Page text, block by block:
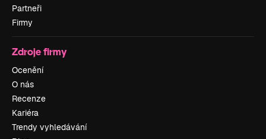
Partneři
Firmy
Zdroje firmy
Ocenění
O nás
Recenze
Kariéra
Trendy vyhledávání